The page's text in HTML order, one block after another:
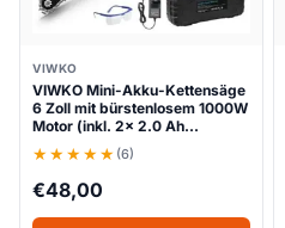
VIWKO
VIWKO Mini-Akku-Kettensäge
6 Zoll mit bürstenlosem 1000W
Motor (inkl. 2x 2.0 Ah…
(6)
€48,00